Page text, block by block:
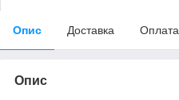
Опис Доставка Оплата
Опис